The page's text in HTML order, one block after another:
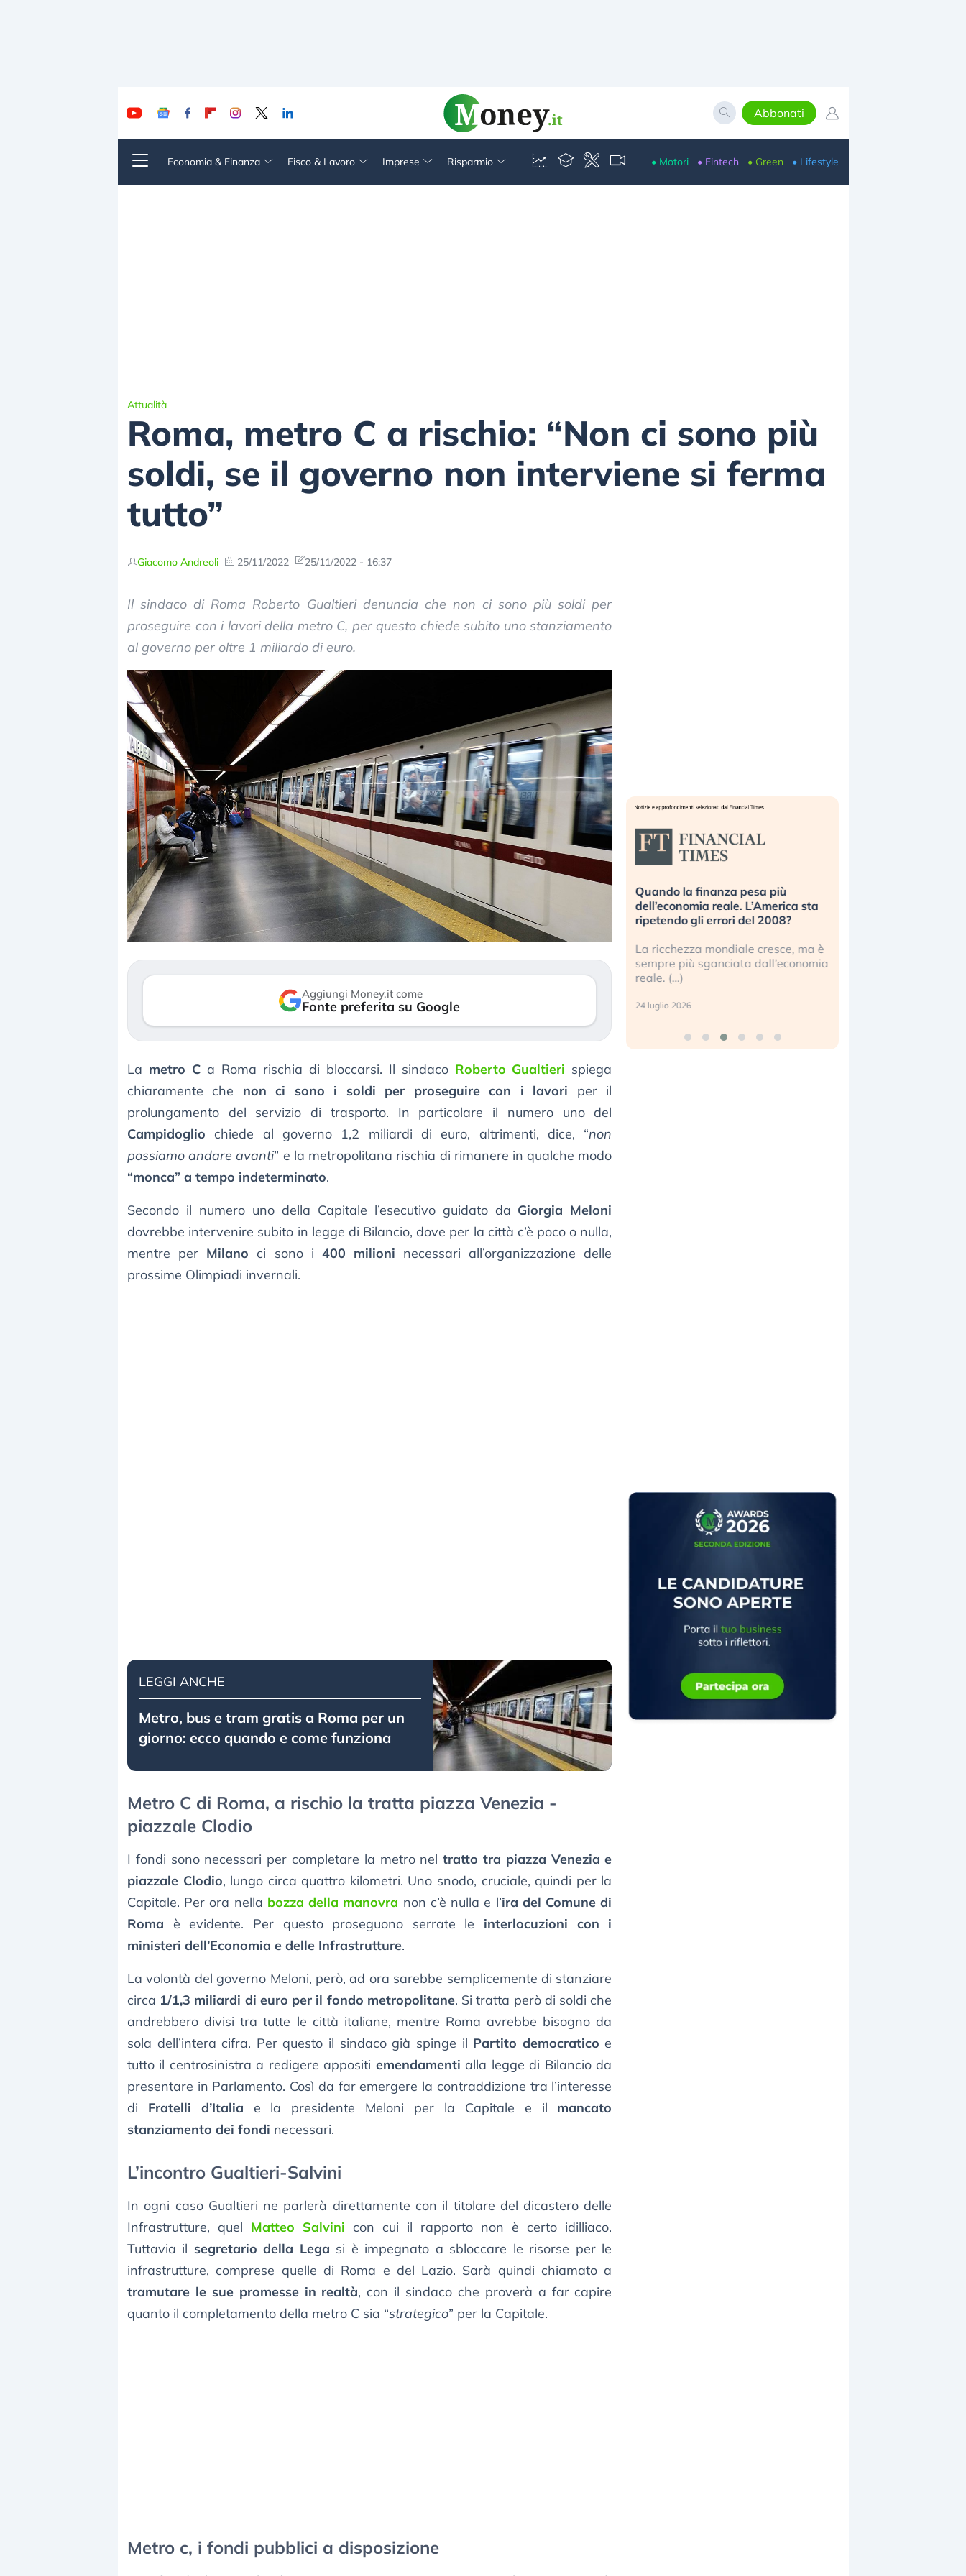
Abbonati
Economia & Finanza Fisco & Lavoro Imprese Risparmio • Motori • Fintech • Green • Lifestyle
Attualità
Roma, metro C a rischio: “Non ci sono più
soldi, se il governo non interviene si ferma
tutto”
Giacomo Andreoli 25/11/2022 25/11/2022 - 16:37
Il sindaco di Roma Roberto Gualtieri denuncia che non ci sono più soldi per
proseguire con i lavori della metro C, per questo chiede subito uno stanziamento
al governo per oltre 1 miliardo di euro.
Aggiungi Money.it come
Fonte preferita su Google
La metro Ca Roma rischia di bloccarsi. Il sindaco Roberto Gualtieri spiega
chiaramente che non ci sono i soldi per proseguire con i lavori per il
prolungamento del servizio di trasporto. In particolare il numero uno del
Campidoglio chiede al governo 1,2 miliardi di euro, altrimenti, dice, “non
possiamo andare avanti” e la metropolitana rischia di rimanere in qualche modo
“monca” a tempo indeterminato.
Secondo il numero uno della Capitale l’esecutivo guidato da Giorgia Meloni
dovrebbe intervenire subito in legge di Bilancio, dove per la città c’è poco o nulla,
mentre per Milano ci sono i 400 milioni necessari all’organizzazione delle
prossime Olimpiadi invernali.
LEGGI ANCHE
Metro, bus e tram gratis a Roma per un
giorno: ecco quando e come funziona
Metro C di Roma, a rischio la tratta piazza Venezia -
piazzale Clodio
I fondi sono necessari per completare la metro neltratto tra piazza Venezia e
piazzale Clodio, lungo circa quattro kilometri. Uno snodo, cruciale, quindi per la
Capitale. Per ora nella bozza della manovra non c’è nulla e l’ira del Comune di
Roma è evidente. Per questo proseguono serrate le interlocuzioni con i
ministeri dell’Economia e delle Infrastrutture.
La volontà del governo Meloni, però, ad ora sarebbe semplicemente di stanziare
circa 1/1,3 miliardi di euro per il fondo metropolitane. Si tratta però di soldi che
andrebbero divisi tra tutte le città italiane, mentre Roma avrebbe bisogno da
sola dell’intera cifra. Per questo il sindaco già spinge il Partito democratico e
tutto il centrosinistra a redigere appositi emendamenti alla legge di Bilancio da
presentare in Parlamento. Così da far emergere la contraddizione tra l’interesse
di Fratelli d’Italia e la presidente Meloni per la Capitale e il mancato
stanziamento dei fondi necessari.
L’incontro Gualtieri-Salvini
In ogni caso Gualtieri ne parlerà direttamente con il titolare del dicastero delle
Infrastrutture, quel Matteo Salvini con cui il rapporto non è certo idilliaco.
Tuttavia il segretario della Lega si è impegnato a sbloccare le risorse per le
infrastrutture, comprese quelle di Roma e del Lazio. Sarà quindi chiamato a
tramutare le sue promesse in realtà, con il sindaco che proverà a far capire
quanto il completamento della metro C sia “strategico” per la Capitale.
Metro c, i fondi pubblici a disposizione
Dalle valutazioni estreme alla
correzione. Cosa sta guidando il
repricing degli asset?
mostrando segni di stanchezza
verso le (…)
«La mia vita è rovinata». Investitori
in preda al panico dopo lo scoppio
della bolla AI
Kospi, mentre gli investitori retail (…)
30 luglio 2026
Quando la finanza pesa più
dell’economia reale. L’America sta
ripetendo gli errori del 2008?
La ricchezza mondiale cresce, ma è
sempre più sganciata dall’economia
reale. (…)
24 luglio 2026